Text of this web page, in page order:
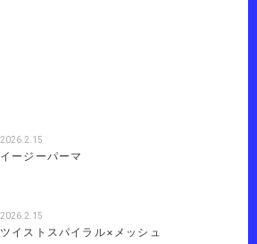
2026.2.15
イージーパーマ
2026.2.15
ツイストスパイラル×メッシュ